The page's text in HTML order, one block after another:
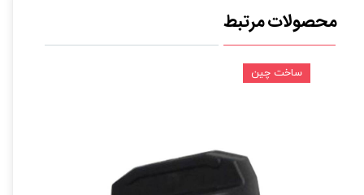
محصولات مرتبط
ساخت چین